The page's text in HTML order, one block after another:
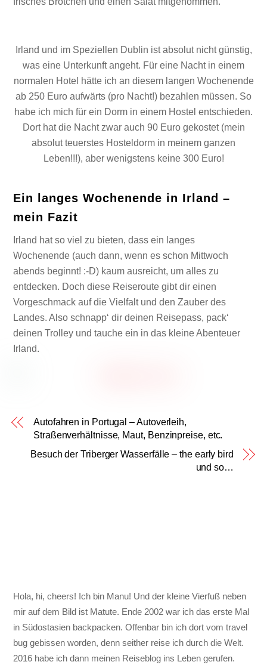
Irland und im Speziellen Dublin ist absolut nicht günstig,
was eine Unterkunft angeht. Für eine Nacht in einem
normalen Hotel hätte ich an diesem langen Wochenende
ab 250 Euro aufwärts (pro Nacht!) bezahlen müssen. So
habe ich mich für ein Dorm in einem Hostel entschieden.
Dort hat die Nacht zwar auch 90 Euro gekostet (mein
absolut teuerstes Hosteldorm in meinem ganzen
Leben!!!), aber wenigstens keine 300 Euro!
Ein langes Wochenende in Irland –
mein Fazit
Irland hat so viel zu bieten, dass ein langes
Wochenende (auch dann, wenn es schon Mittwoch
abends beginnt! :-D) kaum ausreicht, um alles zu
entdecken. Doch diese Reiseroute gibt dir einen
Vorgeschmack auf die Vielfalt und den Zauber des
Landes. Also schnapp‘ dir deinen Reisepass, pack‘
deinen Trolley und tauche ein in das kleine Abenteuer
Irland.
Autofahren in Portugal – Autoverleih,
Straßenverhältnisse, Maut, Benzinpreise, etc.
Besuch der Triberger Wasserfälle – the early bird
und so…
Hola, hi, cheers! Ich bin Manu! Und der kleine Vierfuß neben
mir auf dem Bild ist Matute. Ende 2002 war ich das erste Mal
in Südostasien backpacken. Offenbar bin ich dort vom travel
bug gebissen worden, denn seither reise ich durch die Welt.
2016 habe ich dann meinen Reiseblog ins Leben gerufen.